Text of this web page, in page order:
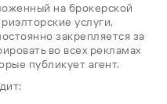
на брокерской
услуги,
закрепляется за
во всех рекламах
публикует агент.